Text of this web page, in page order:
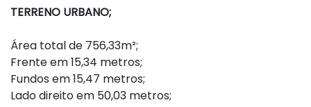
TERRENO URBANO;
Área total de 756,33m²;
Frente em 15,34 metros;
Fundos em 15,47 metros;
Lado direito em 50,03 metros;